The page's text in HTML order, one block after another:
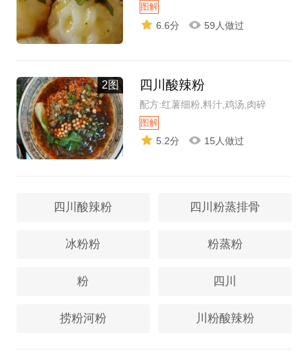
图解
6.6分 59人做过
2图 四川酸辣粉
配方:红薯细粉,料汁,鸡汤,肉碎
图解
5.2分 15人做过
四川酸辣粉 四川粉蒸排骨
冰粉粉 粉蒸粉
粉 四川
捞粉河粉 川粉酸辣粉